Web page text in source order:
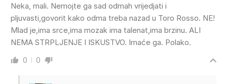
Neka, mali. Nemojte ga sad odmah vrijedjati i
pljuvasti,govorit kako odma treba nazad u Toro Rosso. NE!
Mlad je,ima srce,ima mozak ima talenat,ima brzinu. ALI
NEMA STRPLJENJE I ISKUSTVO. Imaće ga. Polako.
0 0